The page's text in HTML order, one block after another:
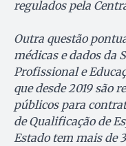
regulados pela
Outra questão
médicas e dados da
Profissional e
que desde 2019 são
públicos para
de Qualificação de
Estado tem mais de